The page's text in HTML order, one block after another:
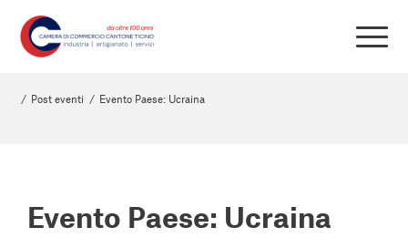
/ Post eventi / Evento Paese: Ucraina
Evento Paese: Ucraina